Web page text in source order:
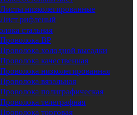
Листы низколегированные
Лист рифленый
стальная
Проволока ВР
Проволока холодной высадки
Проволока качественная
Проволока низколегированная
Проволока вязальная
Проволока полиграфическая
Проволока телеграфная
Проволока торговая